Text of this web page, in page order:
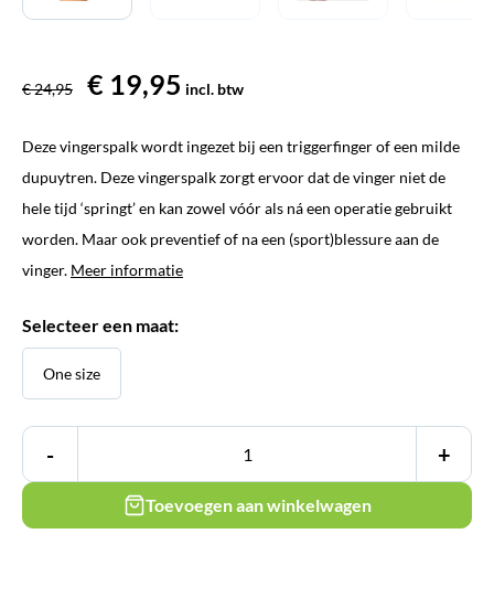
€24,95
Oorspronkelijke
was:
€ 24,95.
€ 19,95 Huidige
is:
€ 19,95.
incl. btw
Deze vingerspalk wordt ingezet bij een triggerfinger of een milde
dupuytren. Deze vingerspalk zorgt ervoor dat de vinger niet de
hele tijd ‘springt’ en kan zowel vóór als ná een operatie gebruikt
worden. Maar ook preventief of na een (sport)blessure aan de
vinger. Meer informatie
Selecteer een maat:
One size
- +
Toevoegen aan winkelwagen